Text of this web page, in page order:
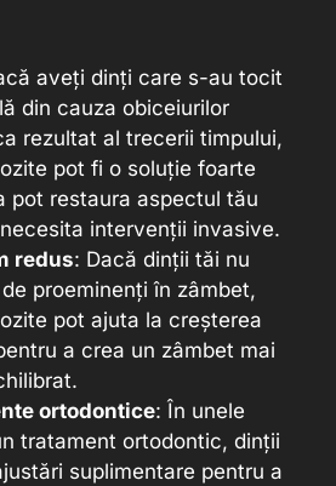
aveți dinți care s-au tocit
din cauza obiceiurilor
rezultat al trecerii timpului,
pot fi o soluție foarte
pot restaura aspectul tău
intervenții invasive.
redus: Dacă dinții tăi nu
proeminenți în zâmbet,
pot ajuta la creșterea
a crea un zâmbet mai
ortodontice: În unele
tratament ortodontic, dinții
suplimentare pentru a